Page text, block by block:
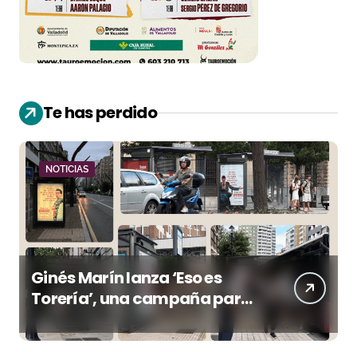
Te has perdido
NOTICIAS
Ginés Marín lanza ‘Eso es
Torería’, una campaña para
reivindicar los valores del
toreo más allá del ruedo